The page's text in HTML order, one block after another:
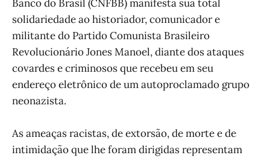
Banco do Brasil (CNFBB) manifesta sua total
solidariedade ao historiador, comunicador e
militante do Partido Comunista Brasileiro
Revolucionário Jones Manoel, diante dos ataques
covardes e criminosos que recebeu em seu
endereço eletrônico de um autoproclamado grupo
neonazista.
As ameaças racistas, de extorsão, de morte e de
intimidação que lhe foram dirigidas representam